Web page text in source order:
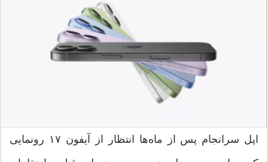
اپل سرانجام پس از ماه‌ها انتظار از آیفون ۱۷ رونمایی